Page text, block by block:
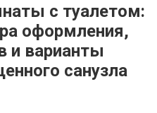
с туалетом:
оформления,
и варианты
санузла